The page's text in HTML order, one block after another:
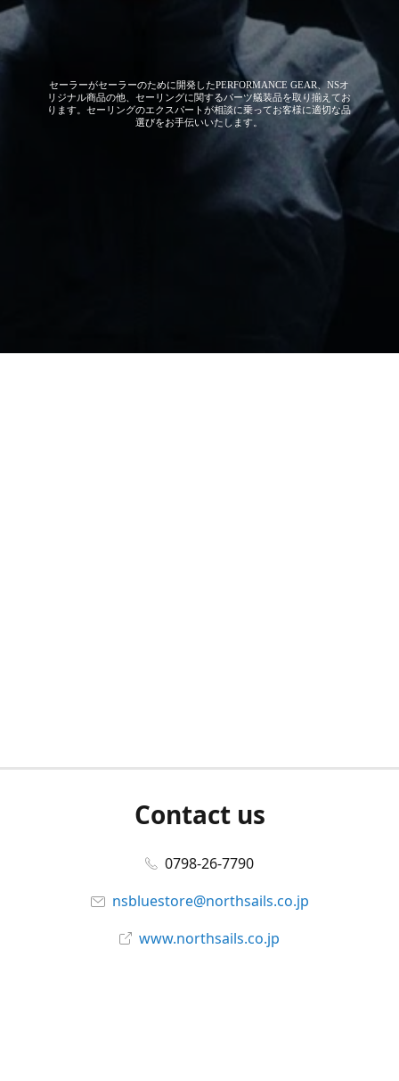
セーラーがセーラーのために開発したPERFORMANCE GEAR、NSオ
リジナル商品の他、セーリングに関するパーツ艤装品を取り揃えてお
ります。セーリングのエクスパートが相談に乗ってお客様に適切な品
選びをお手伝いいたします。
Contact us
0798-26-7790
nsbluestore@northsails.co.jp
www.northsails.co.jp